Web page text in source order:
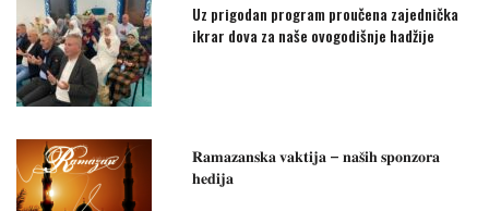
Uz prigodan program proučena zajednička
ikrar dova za naše ovogodišnje hadžije
𝐑𝐚𝐦𝐚𝐳𝐚𝐧𝐬𝐤𝐚 𝐯𝐚𝐤𝐭𝐢𝐣𝐚 – 𝐧𝐚𝐬̌𝐢𝐡 𝐬𝐩𝐨𝐧𝐳𝐨𝐫𝐚
𝐡𝐞𝐝𝐢𝐣𝐚